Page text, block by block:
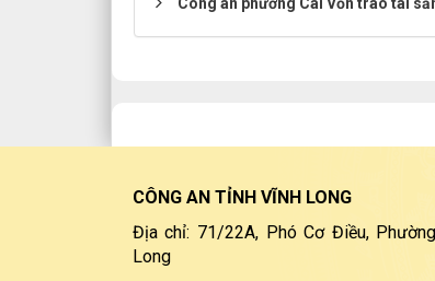
CÔNG AN TỈNH VĨNH LONG
Địa chỉ: 71/22A, Phó Cơ Điều,
Long